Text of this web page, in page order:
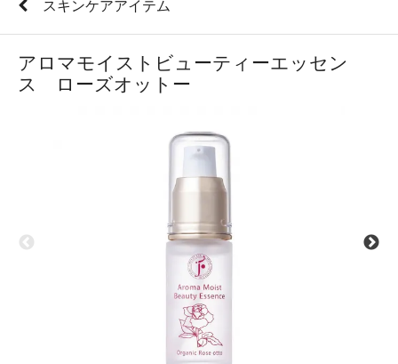
スキンケアアイテム
アロマモイストビューティーエッセン
ス ローズオットー